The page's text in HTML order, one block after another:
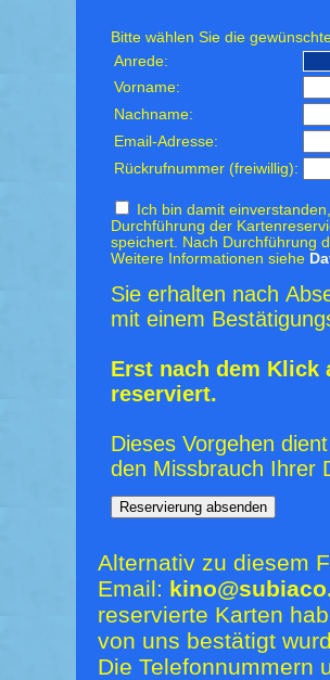
Bitte wählen Sie die
Anrede:
Vorname:
Nachname:
Email-Adresse:
Rückrufnummer (freiwillig):
Ich bin damit
Durchführung der
speichert. Nach Durchführung
Weitere Informationen siehe
Sie erhalten nach
mit einem
Erst nach dem Klick
reserviert.
Dieses Vorgehen
den Missbrauch Ihrer
Alternativ zu diesem
Email:
reservierte Karten
von uns bestätigt
Die Telefonnummern